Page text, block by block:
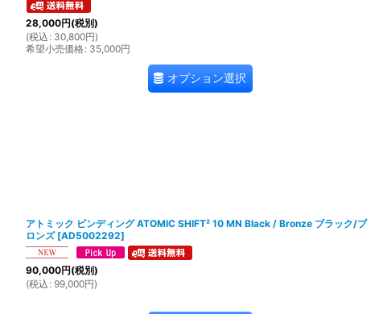
28,000円(税別)
(税込 : 30,800円)
希望小売価格: 35,000円
オプション選択
アトミック ビンディング ATOMIC SHIFT² 10 MN Black / Bronze ブラック/ブ
ロンズ [AD5002292]
90,000円(税別)
(税込 : 99,000円)